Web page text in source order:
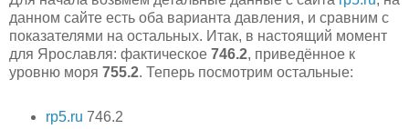
данном сайте есть оба варианта давления, и сравним с
показателями на остальных. Итак, в настоящий момент
для Ярославля: фактическое 746.2, приведённое к
уровню моря 755.2. Теперь посмотрим остальные:
rp5.ru 746.2